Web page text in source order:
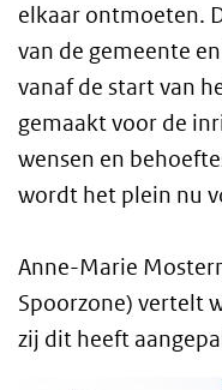
elkaar ontmoeten.
van de gemeente
vanaf de start van
gemaakt voor de
wensen en
wordt het plein nu
Anne-Marie
Spoorzone) vertelt
zij dit heeft